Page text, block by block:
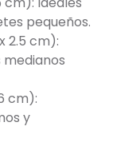
pequeños.
2.5 cm):
cm):
y